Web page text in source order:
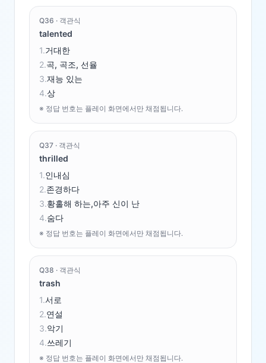
Q36 · 객관식
talented
1.거대한
2.곡, 곡조, 선율
3.재능 있는
4.상
※ 정답 번호는 플레이 화면에서만 채점됩니다.
Q37 · 객관식
thrilled
1.인내심
2.존경하다
3.황홀해 하는,아주 신이 난
4.숨다
※ 정답 번호는 플레이 화면에서만 채점됩니다.
Q38 · 객관식
trash
1.서로
2.연설
3.악기
4.쓰레기
※ 정답 번호는 플레이 화면에서만 채점됩니다.